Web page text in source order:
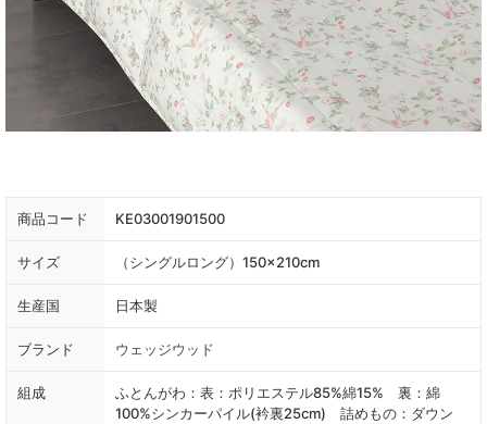
商品コード KE03001901500
サイズ （シングルロング）150×210cm
生産国 日本製
ブランド ウェッジウッド
組成
ふとんがわ：表：ポリエステル85%綿15% 裏：綿
100%シンカーパイル(衿裏25cm) 詰めもの：ダウン